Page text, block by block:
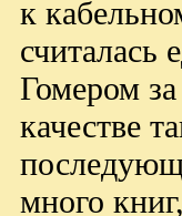
к
считалась
Гомером
качестве
много